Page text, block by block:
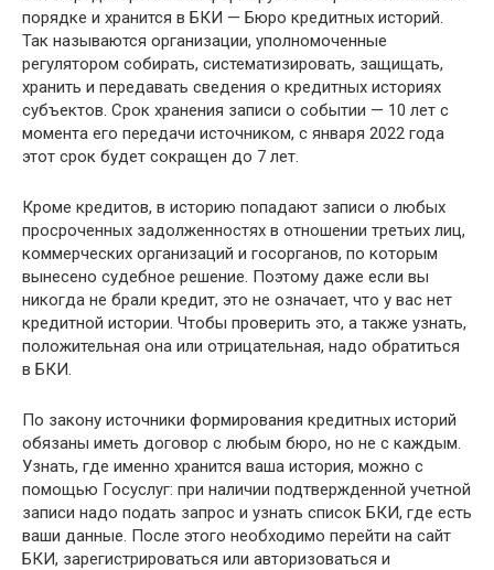
порядке и хранится в БКИ — Бюро кредитных историй.
Так называются организации, уполномоченные
регулятором собирать, систематизировать, защищать,
хранить и передавать сведения о кредитных историях
субъектов. Срок хранения записи о событии — 10 лет с
момента его передачи источником, с января 2022 года
этот срок будет сокращен до 7 лет.
Кроме кредитов, в историю попадают записи о любых
просроченных задолженностях в отношении третьих лиц,
коммерческих организаций и госорганов, по которым
вынесено судебное решение. Поэтому даже если вы
никогда не брали кредит, это не означает, что у вас нет
кредитной истории. Чтобы проверить это, а также узнать,
положительная она или отрицательная, надо обратиться
в БКИ.
По закону источники формирования кредитных историй
обязаны иметь договор с любым бюро, но не с каждым.
Узнать, где именно хранится ваша история, можно с
помощью Госуслуг: при наличии подтвержденной учетной
записи надо подать запрос и узнать список БКИ, где есть
ваши данные. После этого необходимо перейти на сайт
БКИ, зарегистрироваться или авторизоваться и